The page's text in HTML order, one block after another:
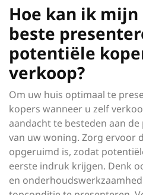
Hoe kan ik
beste
potentiële
verkoop?
Om uw huis optimaal te
kopers wanneer u zelf
aandacht te besteden aan
van uw woning. Zorg ervoor
opgeruimd is, zodat
eerste indruk krijgen. Denk
en